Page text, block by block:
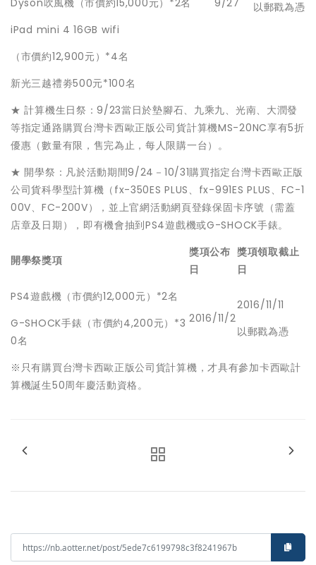
9/27 以郵戳為憑
Dyson吹風機（市價約15,000元）*2名
iPad mini 4 16GB wifi
（市價約12,900元）*4名
新光三越禮劵500元*100名
★ 計算機生日祭：9/23當日於墊腳石、九乘九、光南、大潤發
等指定通路購買台灣卡西歐正版公司貨計算機MS-20NC享有5折
優惠（數量有限，售完為止，每人限購一台）。
★ 開學祭：凡於活動期間9/24－10/31購買指定台灣卡西歐正版
公司貨科學型計算機（fx-350ES PLUS、fx-991ES PLUS、FC-1
00V、FC-200V），並上官網活動網頁登錄保固卡序號（需蓋
店章及日期），即有機會抽到PS4遊戲機或G-SHOCK手錶。
開學祭獎項
獎項公布
日
獎項領取截止
日
PS4遊戲機（市價約12,000元）*2名
2016/11/2
2016/11/11
以郵戳為憑
G-SHOCK手錶（市價約4,200元）*3
0名
※只有購買台灣卡西歐正版公司貨計算機，才具有參加卡西歐計
算機誕生50周年慶活動資格。